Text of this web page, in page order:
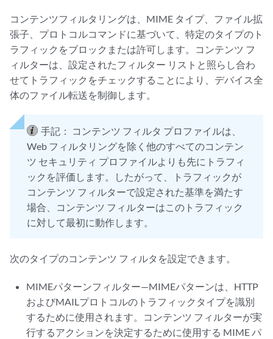
コンテンツフィルタリングは、MIME タイプ、ファイル拡
張子、プロトコルコマンドに基づいて、特定のタイプのト
ラフィックをブロックまたは許可します。コンテンツ フ
ィルターは、設定されたフィルター リストと照らし合わ
せてトラフィックをチェックすることにより、デバイス全
体のファイル転送を制御します。
手記：
コンテンツ フィルタ プロファイルは、
Web フィルタリングを除く他のすべてのコンテン
ツ セキュリティ プロファイルよりも先にトラフィ
ックを評価します。したがって、トラフィックが
コンテンツ フィルターで設定された基準を満たす
場合、コンテンツ フィルターはこのトラフィック
に対して最初に動作します。
次のタイプのコンテンツ フィルタを設定できます。
MIMEパターンフィルター—MIMEパターンは、HTTP
およびMAILプロトコルのトラフィックタイプを識別
するために使用されます。コンテンツ フィルターが実
行するアクションを決定するために使用する MIME パ